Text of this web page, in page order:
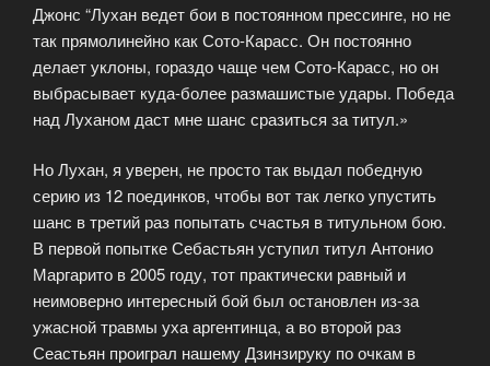
Джонс “Лухан ведет бои в постоянном прессинге, но не
так прямолинейно как Сото-Карасс. Он постоянно
делает уклоны, гораздо чаще чем Сото-Карасс, но он
выбрасывает куда-более размашистые удары. Победа
над Луханом даст мне шанс сразиться за титул.»
Но Лухан, я уверен, не просто так выдал победную
серию из 12 поединков, чтобы вот так легко упустить
шанс в третий раз попытать счастья в титульном бою.
В первой попытке Себастьян уступил титул Антонио
Маргарито в 2005 году, тот практически равный и
неимоверно интересный бой был остановлен из-за
ужасной травмы уха аргентинца, а во второй раз
Сеастьян проиграл нашему Дзинзируку по очкам в